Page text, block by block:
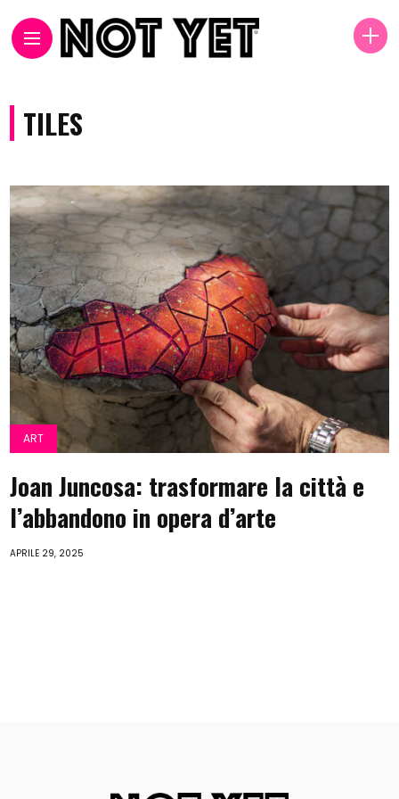
TILES
ART
Joan Juncosa: trasformare la città e
l’abbandono in opera d’arte
APRILE 29, 2025